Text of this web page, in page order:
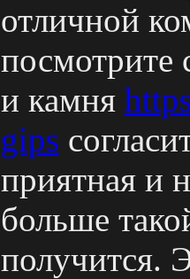
отличной
посмотрите
и камня
gips
приятная и
больше
получится.